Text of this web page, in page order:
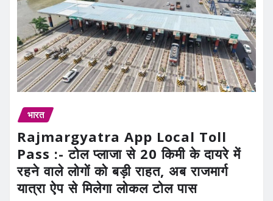
भारत
Rajmargyatra App Local Toll
Pass :- टोल प्लाजा से 20 किमी के दायरे में
रहने वाले लोगों को बड़ी राहत, अब राजमार्ग
यात्रा ऐप से मिलेगा लोकल टोल पास